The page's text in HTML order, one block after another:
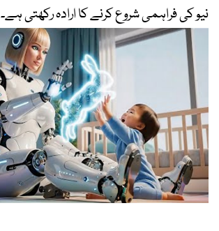
نیو کی فراہمی شروع کرنے کا ارادہ رکھتی ہے۔